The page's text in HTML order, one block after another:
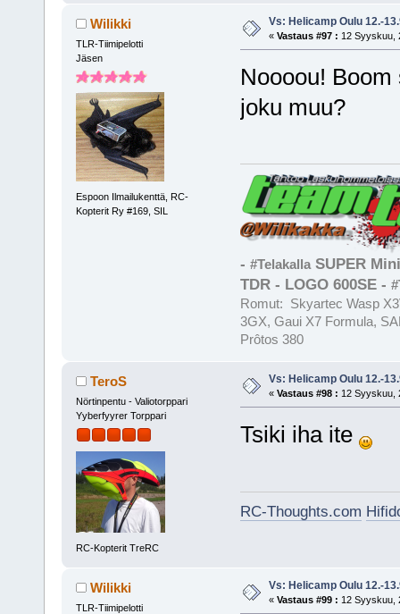
Wilikki
TLR-Tiimipelotti
Jäsen
Espoon Ilmailukenttä, RC-
Kopterit Ry #169, SIL
Vs: Helicamp Oulu 12.-
« Vastaus #97 : 12 Syyskuu,
Noooou!
joku muu?
- #TelakallaSUPER
TDR - LOGO 600SE -
Romut: Skyartec Wasp
3GX, Gaui X7 Formula,
Prôtos 380
TeroS
Nörtinpentu - Valiotorppari
Yyberfyyrer Torppari
RC-Kopterit TreRC
Vs: Helicamp Oulu 12.-
« Vastaus #98 : 12 Syyskuu,
Tsiki iha ite
RC-Thoughts.com
Wilikki
TLR-Tiimipelotti
Vs: Helicamp Oulu 12.-
« Vastaus #99 : 12 Syyskuu,